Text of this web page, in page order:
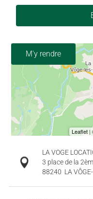
M'y rendre
LA VOGE
3 place de la
88240 LA